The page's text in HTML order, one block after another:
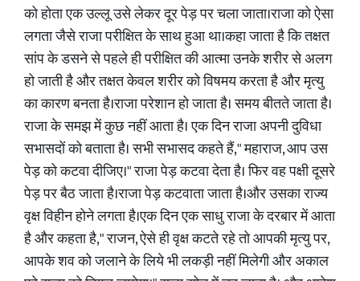
को होता एक उल्लू उसे लेकर दूर पेड़ पर चला जाता।राजा को ऐसा
लगता जैसे राजा परीक्षित के साथ हुआ था।कहा जाता है कि तक्षत
सांप के डसने से पहले ही परीक्षित की आत्मा उनके शरीर से अलग
हो जाती है और तक्षत केवल शरीर को विषमय करता है और मृत्यु
का कारण बनता है।राजा परेशान हो जाता है। समय बीतते जाता है।
राजा के समझ में कुछ नहीं आता है। एक दिन राजा अपनी दुविधा
सभासदों को बताता है। सभी सभासद कहते हैं," महाराज, आप उस
पेड़ को कटवा दीजिए।" राजा पेड़ कटवा देता है। फिर वह पक्षी दूसरे
पेड़ पर बैठ जाता है।राजा पेड़ कटवाता जाता है।और उसका राज्य
वृक्ष विहीन होने लगता है।एक दिन एक साधु राजा के दरबार में आता
है और कहता है," राजन, ऐसे ही वृक्ष कटते रहे तो आपकी मृत्यु पर,
आपके शव को जलाने के लिये भी लकड़ी नहीं मिलेगी और अकाल